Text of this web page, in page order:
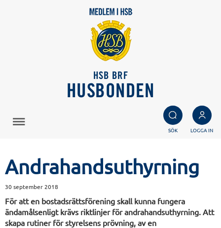
HSB BRF
HUSBONDEN
SÖK LOGGA IN
Andrahandsuthyrning
30 september 2018
För att en bostadsrättsförening skall kunna fungera
ändamålsenligt krävs riktlinjer för andrahandsuthyrning. Att
skapa rutiner för styrelsens prövning, av en